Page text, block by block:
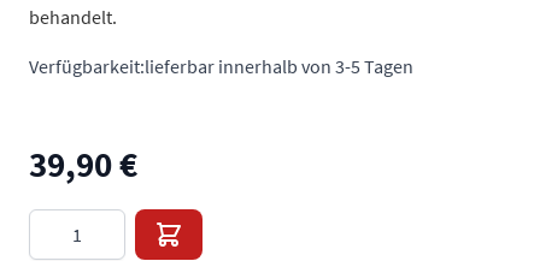
behandelt.
Verfügbarkeit:lieferbar innerhalb von 3-5 Tagen
39,90 €